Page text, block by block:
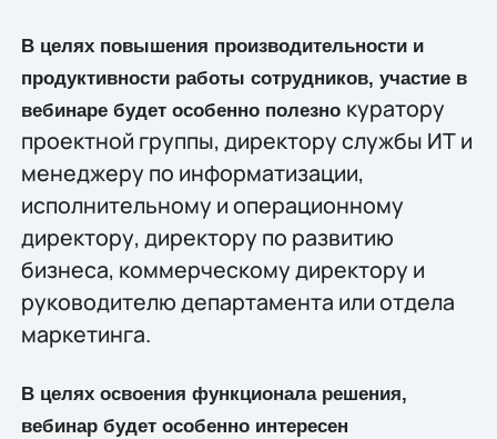
В целях повышения производительности и
продуктивности работы сотрудников, участие в
вебинаре будет особенно полезно куратору
проектной группы, директору службы ИТ и
менеджеру по информатизации,
исполнительному и операционному
директору, директору по развитию
бизнеса, коммерческому директору и
руководителю департамента или отдела
маркетинга.
В целях освоения функционала решения,
вебинар будет особенно интересен